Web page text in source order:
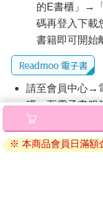
的E書櫃」→
碼再登入下載
書籍即可開始
請至會員中心→
碼』至電子書服
退換貨須知：
因版權保護，您
※ 本商品會員日滿額